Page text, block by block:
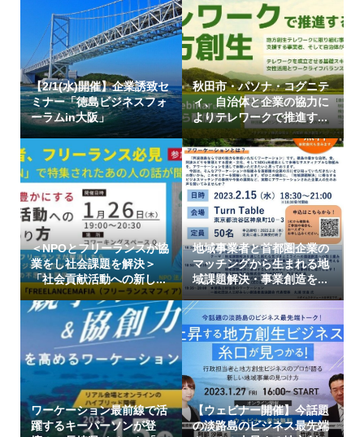
【2/1(水)開催】企業誘致セ
ミナー「徳島ビジネスフォ
ーラムin大阪」
秋田市・パソナ・コグニテ
ィ、自治体と企業の協力に
よりテレワークで推進す...
＜NPOとフリーランスが協
業をし社会課題を解決＞
「社会貢献活動への新し...
地域事業者と首都圏企業の
マッチングから生まれる地
域課題解決・事業創造を...
ワーケーション最前線で活
躍するキーパーソンが登
【ウェビナー開催】今話題
の淡路島のビジネス最先端